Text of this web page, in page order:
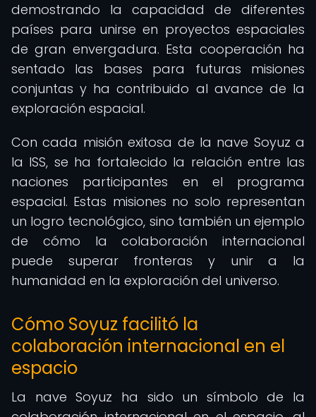
demostrando la capacidad de diferentes
países para unirse en proyectos espaciales
de gran envergadura. Esta cooperación ha
sentado las bases para futuras misiones
conjuntas y ha contribuido al avance de la
exploración espacial.
Con cada misión exitosa de la nave Soyuz a
la ISS, se ha fortalecido la relación entre las
naciones participantes en el programa
espacial. Estas misiones no solo representan
un logro tecnológico, sino también un ejemplo
de cómo la colaboración internacional
puede superar fronteras y unir a la
humanidad en la exploración del universo.
Cómo Soyuz facilitó la
colaboración internacional en el
espacio
La nave Soyuz ha sido un símbolo de la